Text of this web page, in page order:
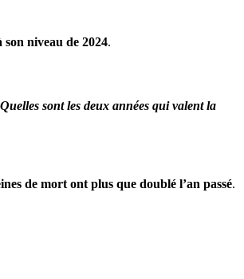
son niveau de 2024.
Quelles sont les deux années qui valent la
de mort ont plus que doublé l’an passé.